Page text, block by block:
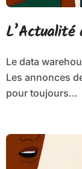
L’Actualité
Le data warehouse est mort ! Vive le data lakehouse !
Les annonces
pour toujours…